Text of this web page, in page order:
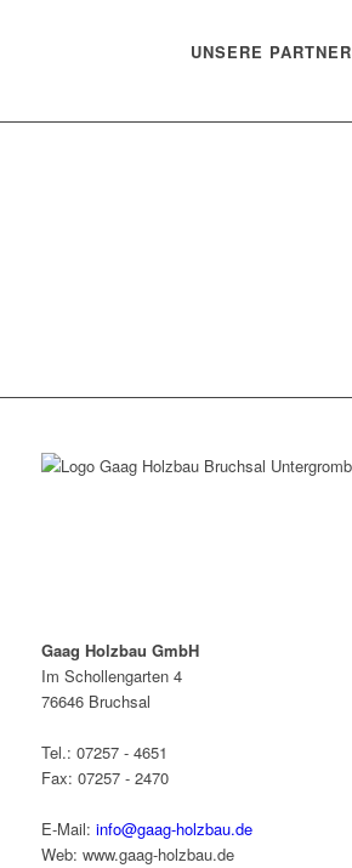
UNSERE PARTNER
Gaag Holzbau GmbH
Im Schollengarten 4
76646 Bruchsal
Tel.: 07257 - 4651
Fax: 07257 - 2470
E-Mail: info@gaag-holzbau.de
Web: www.gaag-holzbau.de